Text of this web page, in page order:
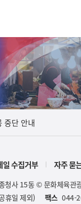
중단 안내
일 수집거부 자주 묻
청사 15동 © 문화체육관
휴일 제외) 팩스 044-